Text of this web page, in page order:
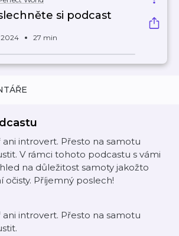
si podcast
2024 27 min
introvert. Přesto na samotu
V rámci tohoto podcastu s vámi
na důležitost samoty jakožto
očisty. Příjemný poslech!
introvert. Přesto na samotu